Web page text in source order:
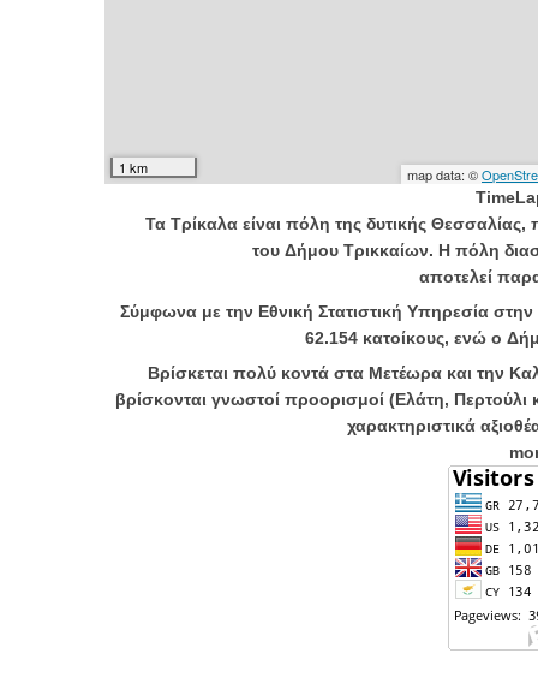
Τα Τρίκαλα είναι πόλη της δυτικής Θεσσαλίας,
του Δήμου Τρικκαίων. Η πόλη
αποτελεί
Σύμφωνα με την Εθνική Στατιστική Υπηρεσία
62.154 κατοίκους, ενώ ο
Βρίσκεται πολύ κοντά στα Μετέωρα και την
βρίσκονται γνωστοί προορισμοί (Ελάτη, Περτούλι
χαρακτηριστικά